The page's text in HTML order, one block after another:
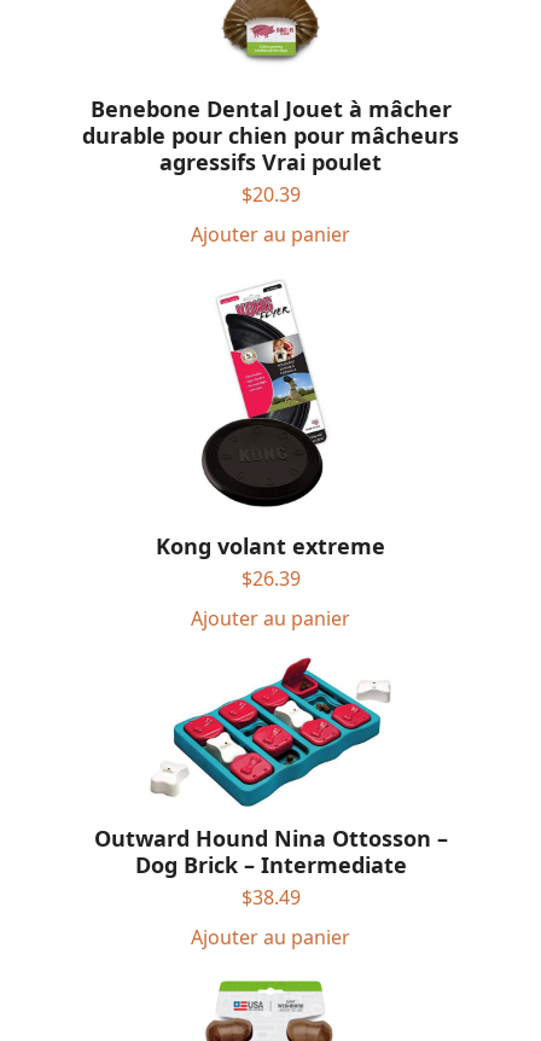
Benebone Dental Jouet à mâcher
durable pour chien pour mâcheurs
agressifs Vrai poulet
$20.39
Ajouter au panier
Kong volant extreme
$26.39
Ajouter au panier
Outward Hound Nina Ottosson –
Dog Brick – Intermediate
$38.49
Ajouter au panier